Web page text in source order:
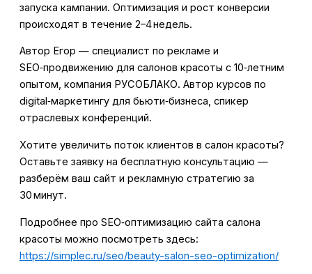
запуска кампании. Оптимизация и рост конверсии
происходят в течение 2–4 недель.
Автор Егор — специалист по рекламе и
SEO‑продвижению для салонов красоты с 10‑летним
опытом, компания РУСОБЛАКО. Автор курсов по
digital‑маркетингу для бьюти‑бизнеса, спикер
отраслевых конференций.
Хотите увеличить поток клиентов в салон красоты?
Оставьте заявку на бесплатную консультацию —
разберём ваш сайт и рекламную стратегию за
30 минут.
Подробнее про SEO‑оптимизацию сайта салона
красоты можно посмотреть здесь:
https://simplec.ru/seo/beauty-salon-seo-optimization/